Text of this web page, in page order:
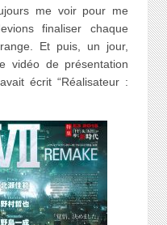
me voir pour me
finaliser chaque
Et puis, un jour,
vidéo de présentation
écrit “Réalisateur :